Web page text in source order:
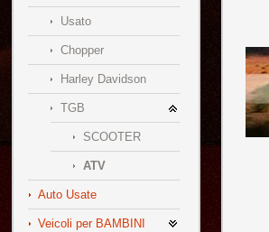
Usato
Chopper
Harley Davidson
TGB
SCOOTER
ATV
Auto Usate
Veicoli per BAMBINI